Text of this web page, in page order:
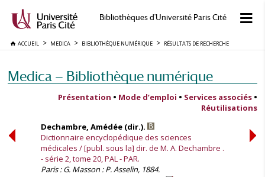
Bibliothèques d'Université Paris Cité
ACCUEIL MEDICA BIBLIOTHÈQUE NUMÉRIQUE RÉSULTATS DE RECHERCHE
Medica — Bibliothèque numérique
Présentation • Mode d’emploi • Services associés •
Réutilisations
Dechambre, Amédée (dir.).
Dictionnaire encyclopédique des sciences
médicales / [publ. sous la] dir. de M. A. Dechambre .
- série 2, tome 20, PAL - PAR.
Paris : G. Masson : P. Asselin, 1884.